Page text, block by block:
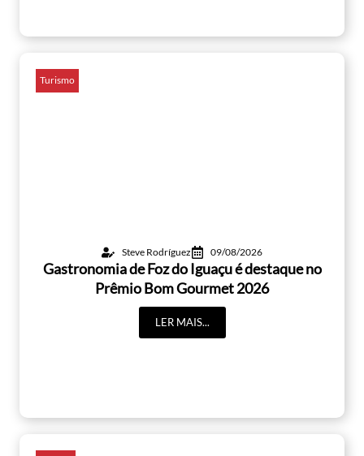
Turismo
Steve Rodríguez 09/08/2026
Gastronomia de Foz do Iguaçu é destaque no
Prêmio Bom Gourmet 2026
LER MAIS...